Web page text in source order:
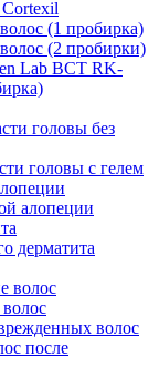
Cortexil
(1 пробирка)
(2 пробирки)
Lab BCT RK-
головы без
головы с гелем
алопеции
дерматита
волос
волос
после